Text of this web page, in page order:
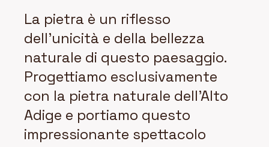
La pietra è un riflesso
dell'unicità e della bellezza
naturale di questo paesaggio.
Progettiamo esclusivamente
con la pietra naturale dell'Alto
Adige e portiamo questo
impressionante spettacolo